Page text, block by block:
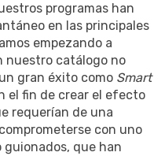
programas han
en las principales
empezando a
nuestro catálogo no
gran éxito como Smart
el fin de crear el efecto
requerían de una
con uno
que han